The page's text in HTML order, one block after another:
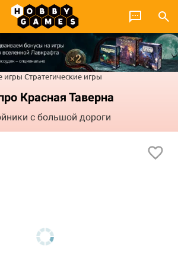
игры Стратегические игры
Красная Таверна
с большой дороги